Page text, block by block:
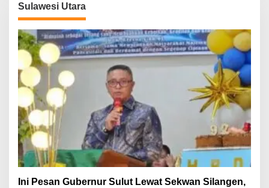
Sulawesi Utara
Ini Pesan Gubernur Sulut Lewat Sekwan Silangen,